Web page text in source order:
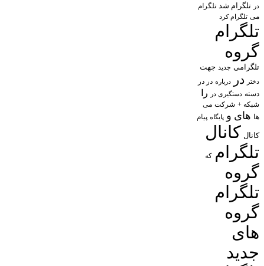
در تلگرام شد تلگرام
می تلگرام کرد
تلگرام
گروه
تلگرامی جدید جهت
دختر در درباره در در
دسته دستگیری در را
شبکه + شرکت می
ها های و پایگاه پیام
کانال کانال
تلگرام که
گروه
تلگرام
گروه
های
جدید